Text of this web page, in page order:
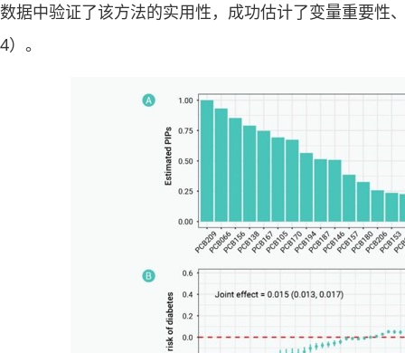
数据中验证了该方法的实用性，成功估计了变量重要性
4）。